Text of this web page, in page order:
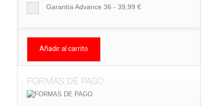
Garantía Advance 36 - 39,99 €
Añadir al carrito
FORMAS DE PAGO